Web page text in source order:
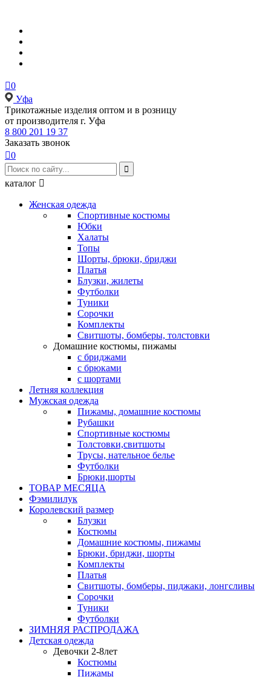
0
Уфа
Tрикотажные изделия оптом и в розницу
от производителя г. Уфа
8 800 201 19 37
Заказать звонок
0

каталог 
Женская одежда
Спортивные костюмы
Юбки
Халаты
Топы
Шорты, брюки, бриджи
Платья
Блузки, жилеты
Футболки
Туники
Сорочки
Комплекты
Свитшоты, бомберы, толстовки
Домашние костюмы, пижамы
с бриджами
с брюками
с шортами
Летняя коллекция
Мужская одежда
Пижамы, домашние костюмы
Рубашки
Спортивные костюмы
Толстовки,свитшоты
Трусы, нательное белье
Футболки
Брюки,шорты
ТОВАР МЕСЯЦА
Фэмилилук
Королевский размер
Блузки
Костюмы
Домашние костюмы, пижамы
Брюки, бриджи, шорты
Комплекты
Платья
Свитшоты, бомберы, пиджаки, лонгсливы
Сорочки
Туники
Футболки
ЗИМНЯЯ РАСПРОДАЖА
Детская одежда
Девочки 2-8лет
Костюмы
Пижамы